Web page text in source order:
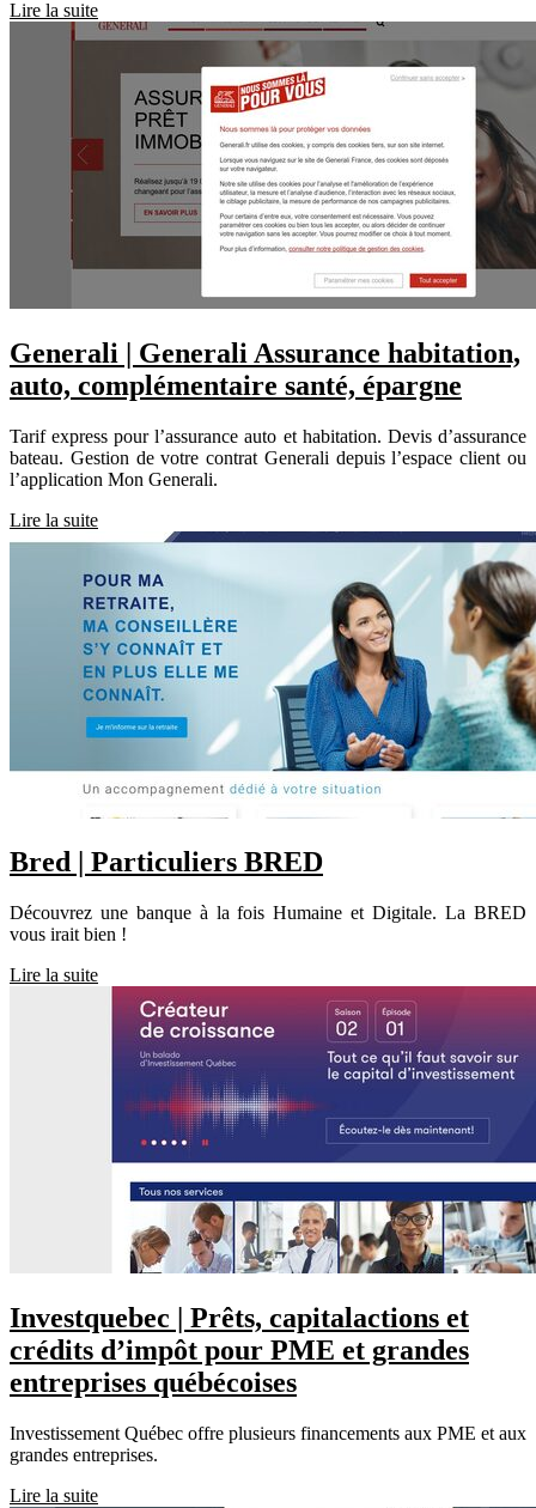
Lire la suite
Generali | Generali Assurance habitation,
auto, complémen­tai­re santé, épargne
Tarif express pour l’assurance auto et habitation. Devis d’assurance
bateau. Gestion de votre contrat Generali depuis l’espace client ou
l’application Mon Generali.
Lire la suite
Bred | Par­ticu­liers BRED
Découvrez une banque à la fois Humaine et Digitale. La BRED
vous irait bien !
Lire la suite
In­vestque­bec | Prêts, capitalactions et
crédits d’impôt pour PME et grandes
entreprises québécoises
Investissement Québec offre plusieurs financements aux PME et aux
grandes entreprises.
Lire la suite